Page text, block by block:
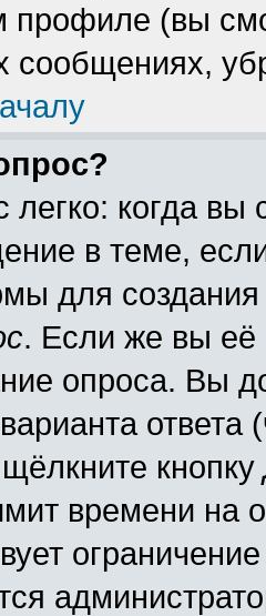
профиле (вы
сообщениях,
легко: когда вы
в теме,
для
. Если же вы её
опроса. Вы
ответа
щёлкните кнопку
времени на